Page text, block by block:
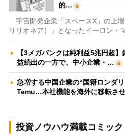
的…
宇宙開発企業「スペースX」の上
リリオネア）」となったイーロン・
【3メガバンクは純利益5兆円超
益続出の一方で、中小企業・…
急増する中国企業の“国籍ロンダ
Temu…本社機能を海外に移転さ
投資ノウハウ満載コミック